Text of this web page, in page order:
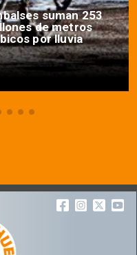
suman 253
de metros
por lluvia